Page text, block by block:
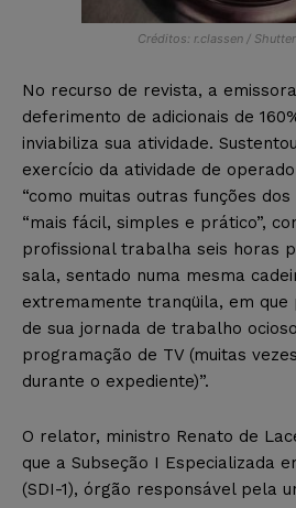
Créditos: r.classen /
No recurso de revista, a
deferimento de adicionais de
inviabiliza sua atividade.
exercício da atividade de
“como muitas outras funções
“mais fácil, simples e prático”,
profissional trabalha seis horas
sala, sentado numa mesma
extremamente tranqüila, em que
de sua jornada de trabalho
programação de TV (muitas
durante o expediente)”.
O relator, ministro Renato de
que a Subseção I Especializada
(SDI-1), órgão responsável pela